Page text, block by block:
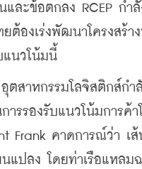
และข้อตกลง RCEP กำ
ต้องเร่งพัฒนาโครงสร้า
แนวโน้มนี้
าหกรรมโลจิสติกส์กำ
รรองรับแนวโน้มการค้า
Frank คาดการณ์ว่า เส้
นแปลง โดยท่าเรือแหลม